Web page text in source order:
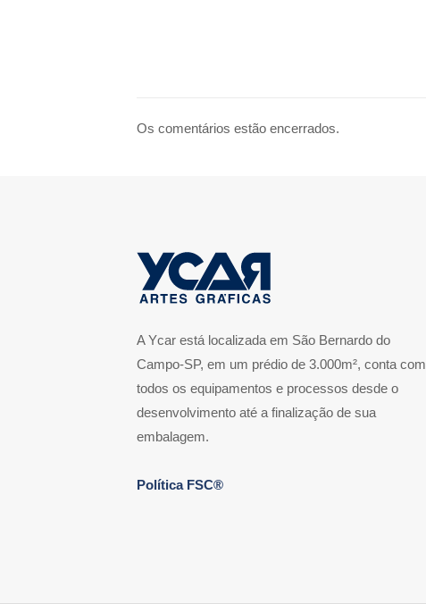
Os comentários estão encerrados.
A Ycar está localizada em São Bernardo do
Campo-SP, em um prédio de 3.000m², conta com
todos os equipamentos e processos desde o
desenvolvimento até a finalização de sua
embalagem.
Política FSC®